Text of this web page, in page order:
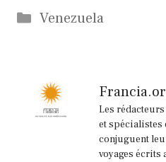
Catégories
Venezuela
Les
et spécialistes
conjuguent
voyages